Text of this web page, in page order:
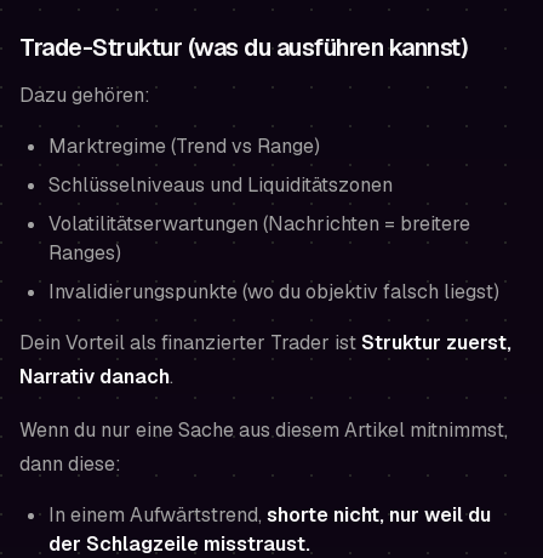
Trade-Struktur (was du ausführen kannst)
Dazu gehören:
Marktregime (Trend vs Range)
Schlüsselniveaus und Liquiditätszonen
Volatilitätserwartungen (Nachrichten = breitere
Ranges)
Invalidierungspunkte (wo du objektiv falsch liegst)
Dein Vorteil als finanzierter Trader istStruktur zuerst,
Narrativ danach.
Wenn du nur eine Sache aus diesem Artikel mitnimmst,
dann diese:
In einem Aufwärtstrend, shorte nicht, nur weil du
der Schlagzeile misstraust.